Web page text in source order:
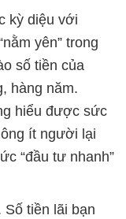
kỳ diệu với
yên” trong
số tiền của
hàng năm.
hiểu được sức
ít người lại
“đầu tư nhanh”
Số tiền lãi bạn